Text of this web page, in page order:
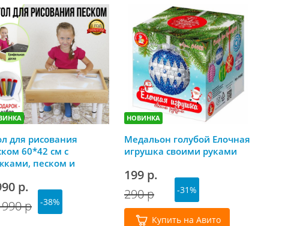
для рисования
60*42 см с
песком и
р.
р
-38%
НОВИНКА
Медальон голубой Елочная
игрушка своими руками
199 р.
290 р
-31%
Купить на Авито